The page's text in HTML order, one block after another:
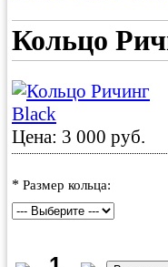
Кольцо
Цена: 3 000 руб.
* Размер кольца: